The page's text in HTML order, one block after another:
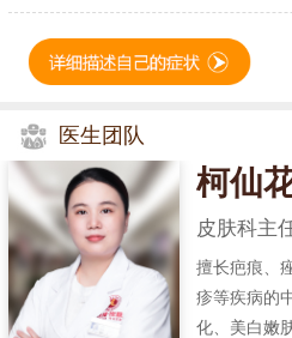
医生团队
柯仙
皮肤科主
擅长疤痕、
疹等疾病的
化、美白嫩